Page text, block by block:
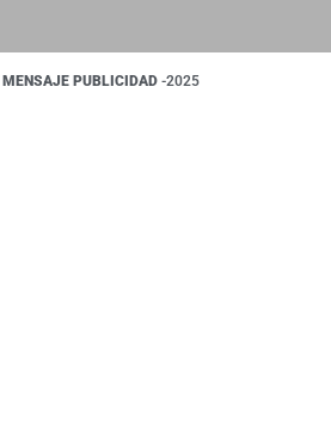
MENSAJE PUBLICIDAD -2025